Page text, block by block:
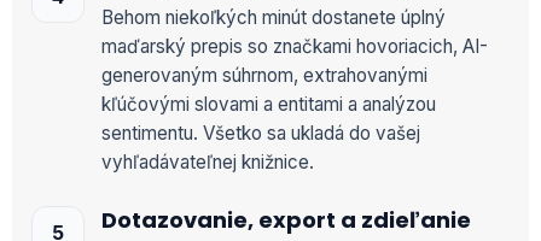
Behom niekoľkých minút dostanete úplný
maďarský prepis so značkami hovoriacich, AI-
generovaným súhrnom, extrahovanými
kľúčovými slovami a entitami a analýzou
sentimentu. Všetko sa ukladá do vašej
vyhľadávateľnej knižnice.
Dotazovanie, export a zdieľanie